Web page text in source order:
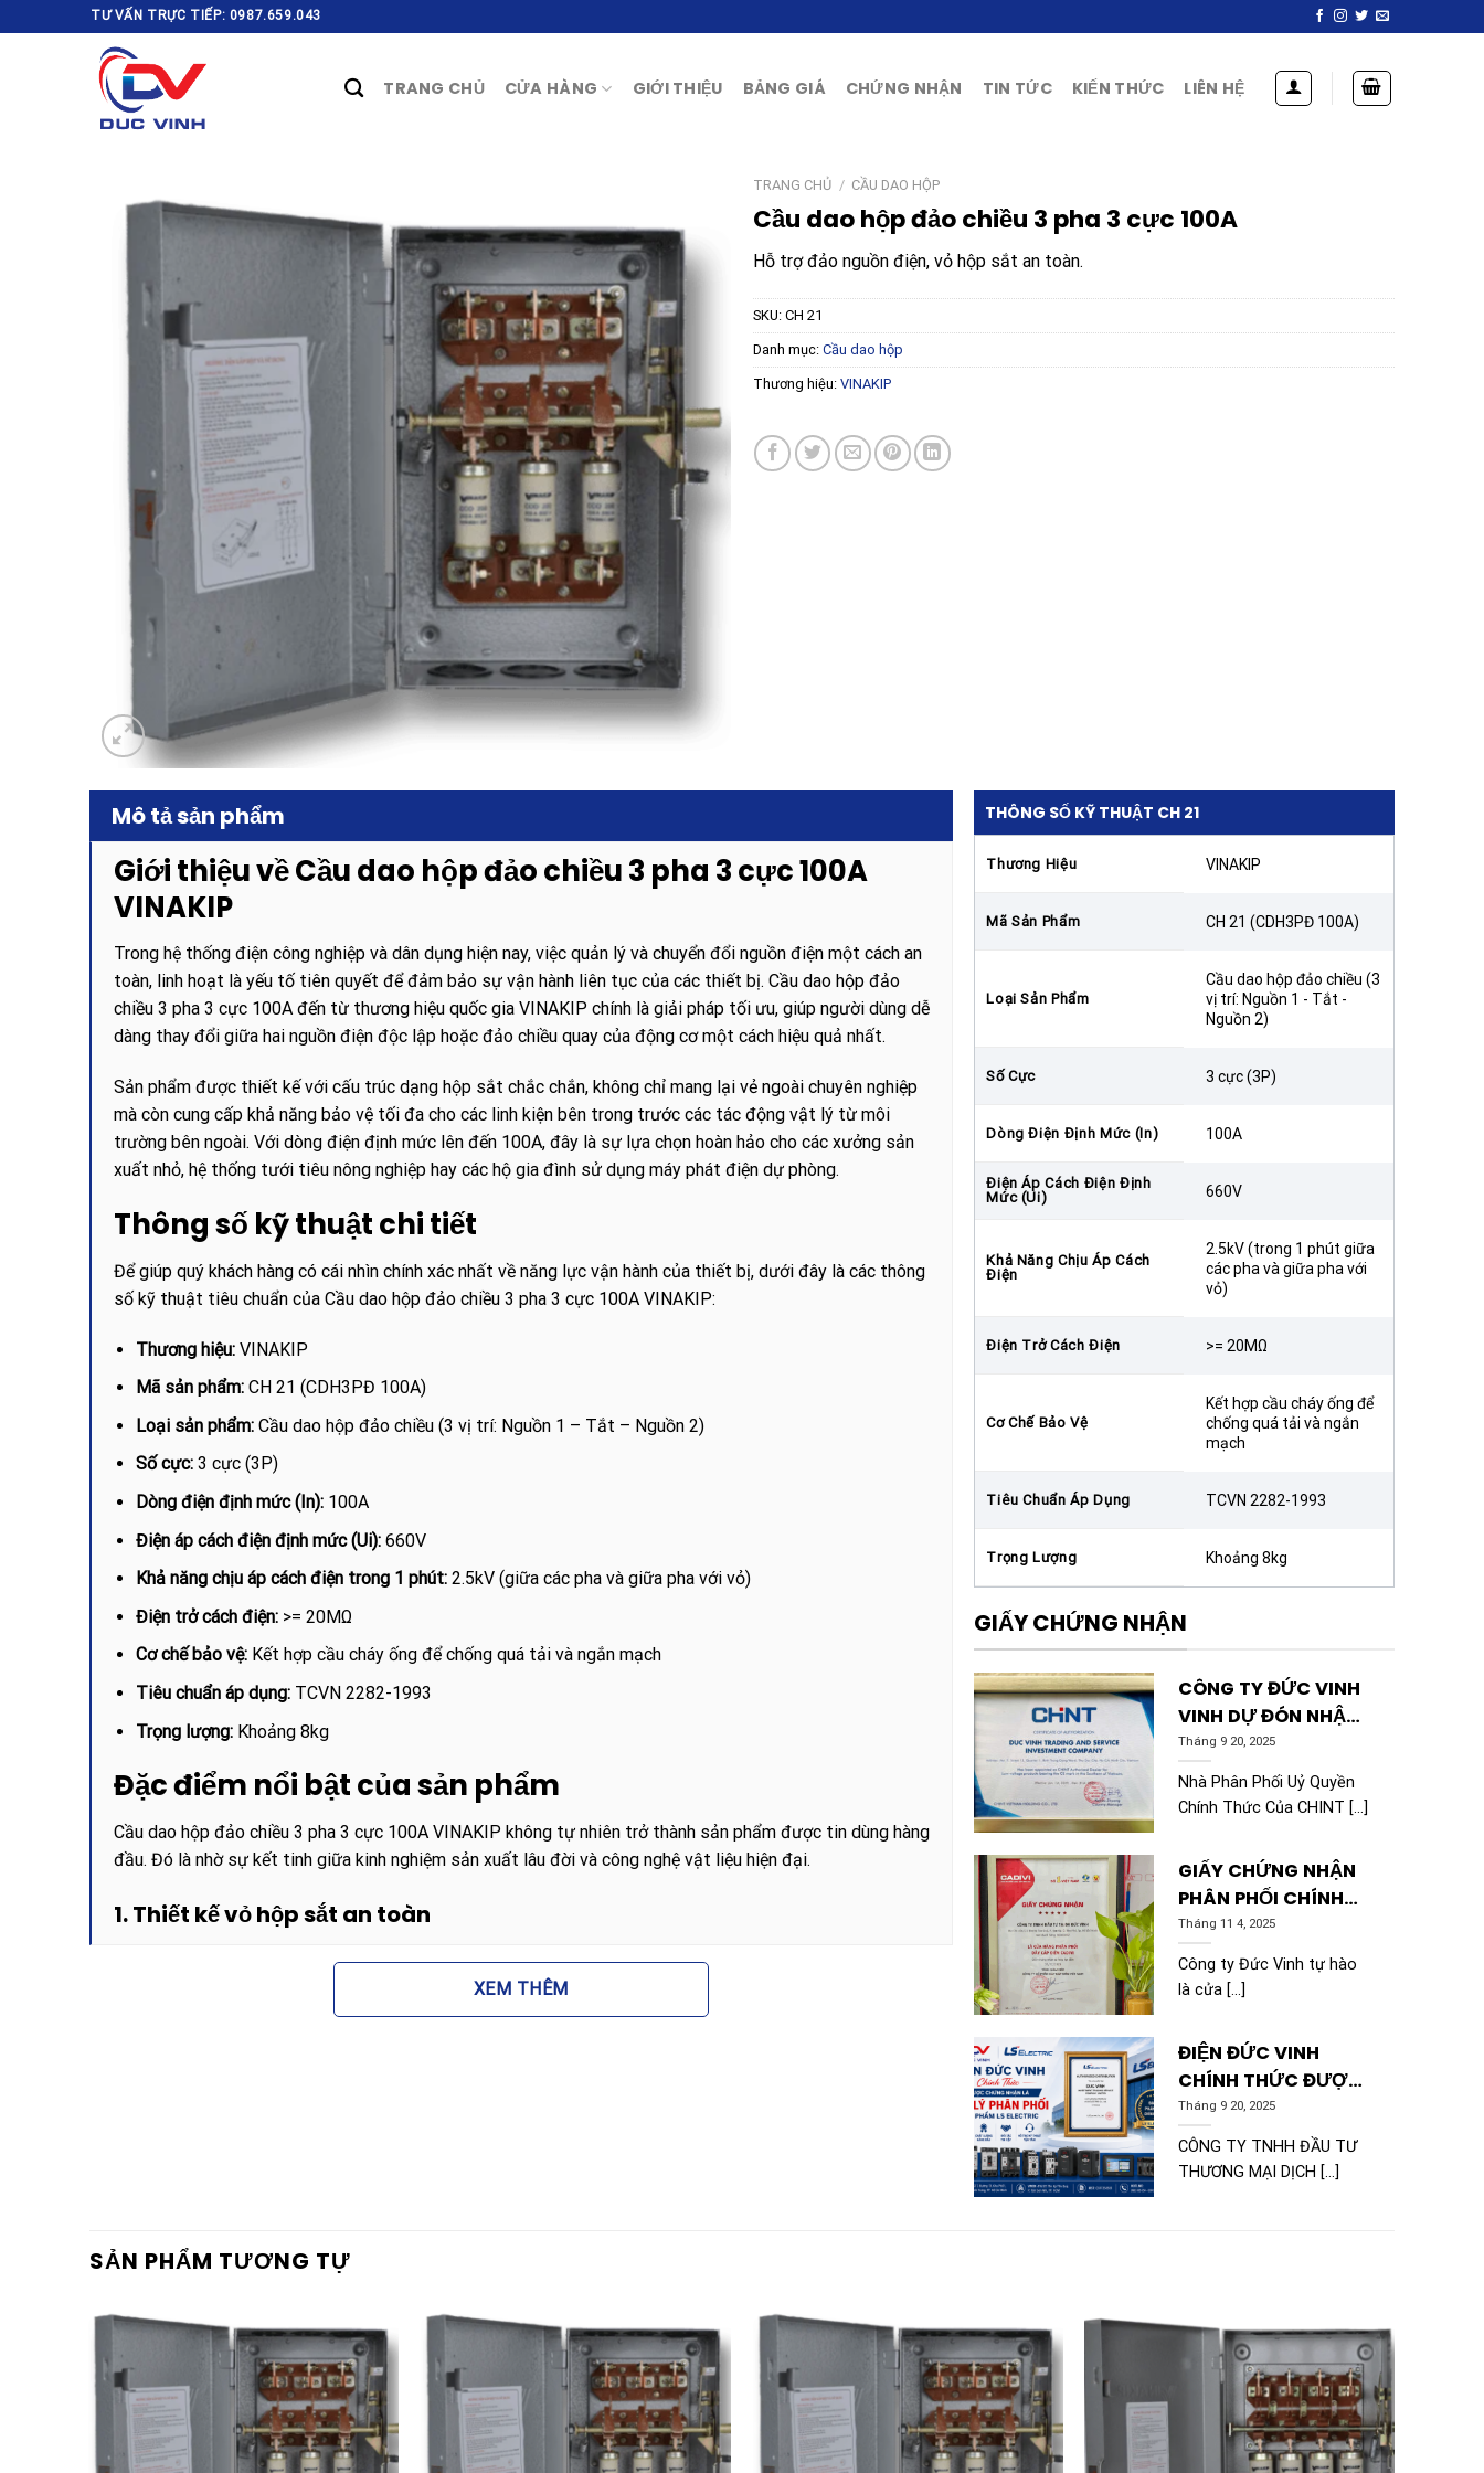
to
TƯ VẤN TRỰC TIẾP: 0987.659.043
TRANG CHỦ CỬA HÀNG GIỚI THIỆU BẢNG GIÁ CHỨNG NHẬN TIN TỨC KIẾN THỨC LIÊN HỆ
TRANG CHỦ / CẦU DAO HỘP
Cầu dao hộp đảo chiều 3 pha 3 cực 100A
Hỗ trợ đảo nguồn điện, vỏ hộp sắt an toàn.
SKU: CH 21
Danh mục: Cầu dao hộp
Thương hiệu: VINAKIP
Mô tả sản phẩm
Giới thiệu về Cầu dao hộp đảo chiều 3 pha 3 cực 100A
VINAKIP
Trong hệ thống điện công nghiệp và dân dụng hiện nay, việc quản lý và chuyển đổi nguồn điện một cách an
toàn, linh hoạt là yếu tố tiên quyết để đảm bảo sự vận hành liên tục của các thiết bị. Cầu dao hộp đảo
chiều 3 pha 3 cực 100A đến từ thương hiệu quốc gia VINAKIP chính là giải pháp tối ưu, giúp người dùng dễ
dàng thay đổi giữa hai nguồn điện độc lập hoặc đảo chiều quay của động cơ một cách hiệu quả nhất.
Sản phẩm được thiết kế với cấu trúc dạng hộp sắt chắc chắn, không chỉ mang lại vẻ ngoài chuyên nghiệp
mà còn cung cấp khả năng bảo vệ tối đa cho các linh kiện bên trong trước các tác động vật lý từ môi
trường bên ngoài. Với dòng điện định mức lên đến 100A, đây là sự lựa chọn hoàn hảo cho các xưởng sản
xuất nhỏ, hệ thống tưới tiêu nông nghiệp hay các hộ gia đình sử dụng máy phát điện dự phòng.
Thông số kỹ thuật chi tiết
Để giúp quý khách hàng có cái nhìn chính xác nhất về năng lực vận hành của thiết bị, dưới đây là các thông
số kỹ thuật tiêu chuẩn của Cầu dao hộp đảo chiều 3 pha 3 cực 100A VINAKIP:
Thương hiệu: VINAKIP
Mã sản phẩm: CH 21 (CDH3PĐ 100A)
Loại sản phẩm: Cầu dao hộp đảo chiều (3 vị trí: Nguồn 1 – Tắt – Nguồn 2)
Số cực: 3 cực (3P)
Dòng điện định mức (In): 100A
Điện áp cách điện định mức (Ui): 660V
Khả năng chịu áp cách điện trong 1 phút: 2.5kV (giữa các pha và giữa pha với vỏ)
Điện trở cách điện: >= 20MΩ
Cơ chế bảo vệ: Kết hợp cầu cháy ống để chống quá tải và ngắn mạch
Tiêu chuẩn áp dụng: TCVN 2282-1993
Trọng lượng: Khoảng 8kg
Đặc điểm nổi bật của sản phẩm
Cầu dao hộp đảo chiều 3 pha 3 cực 100A VINAKIP không tự nhiên trở thành sản phẩm được tin dùng hàng
đầu. Đó là nhờ sự kết tinh giữa kinh nghiệm sản xuất lâu đời và công nghệ vật liệu hiện đại.
1. Thiết kế vỏ hộp sắt an toàn
Khác với các dòng cầu dao đế sứ hở, sản phẩm này được bao bọc bởi một lớp vỏ sắt sơn tĩnh điện cao
cấp. Lớp vỏ này đóng vai trò như một lá chắn bảo vệ người vận hành khỏi nguy cơ tiếp xúc trực tiếp với
các phần dẫn điện. Đồng thời, thiết kế hộp kín giúp ngăn ngừa bụi bẩn, côn trùng xâm nhập gây ra các sự
3. Cơ chế đảo chiều linh hoạt và tin cậy
cách dứt khoát. Với 3 vị trí rõ ràng, thiết bị ngăn chặn tuyệt đối hiện tượng hai nguồn điện va chạm nhau
(chập pha), đảm bảo an toàn tuyệt đối cho hệ thống lưới điện và các thiết bị phụ tải.
Lợi ích khi sử dụng Cầu dao hộp đảo chiều 3 pha 3 cực
100A VINAKIP
XEM THÊM
THÔNG SỐ KỸ THUẬT CH 21
Thương Hiệu VINAKIP
Mã Sản Phẩm CH 21 (CDH3PĐ 100A)
Loại Sản Phẩm
Cầu dao hộp đảo chiều (3
vị trí: Nguồn 1 - Tắt -
Nguồn 2)
Số Cực 3 cực (3P)
Dòng Điện Định Mức (In) 100A
Điện Áp Cách Điện Định
Mức (Ui)
660V
Khả Năng Chịu Áp Cách
Điện
2.5kV (trong 1 phút giữa
các pha và giữa pha với
vỏ)
Điện Trở Cách Điện >= 20MΩ
Cơ Chế Bảo Vệ
Kết hợp cầu cháy ống để
chống quá tải và ngắn
mạch
Tiêu Chuẩn Áp Dụng TCVN 2282-1993
Trọng Lượng Khoảng 8kg
GIẤY CHỨNG NHẬN
CÔNG TY ĐỨC VINH
VINH DỰ ĐÓN NHẬN
CHỨNG NHẬN CHINT
Tháng 9 20, 2025
Nhà Phân Phối Uỷ Quyền
Chính Thức Của CHINT [...]
GIẤY CHỨNG NHẬN
PHÂN PHỐI CHÍNH
THỨC DÂY CÁP ĐIỆN
CADIVI
Tháng 11 4, 2025
Công ty Đức Vinh tự hào
là cửa [...]
ĐIỆN ĐỨC VINH
CHÍNH THỨC ĐƯỢC
CHỨNG NHẬN LÀ ĐẠI
LÝ PHÂN PHỐI SẢN
PHẨM LS ELECTRIC
Tháng 9 20, 2025
CÔNG TY TNHH ĐẦU TƯ
THƯƠNG MẠI DỊCH [...]
SẢN PHẨM TƯƠNG TỰ